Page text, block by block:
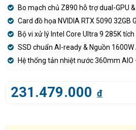
Bo mạch chủ Z890 hỗ trợ dual-GPU
Card đồ họa NVIDIA RTX 5090 32GB
Bộ vi xử lý Intel Core Ultra 9 285K
SSD chuẩn AI-ready & Nguồn
Hệ thống tản nhiệt nước 360mm AIO
231.479.000 đ